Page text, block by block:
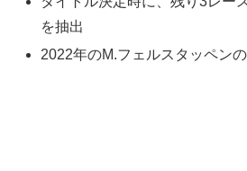
を抽出
2022年のM.フェルスタッペン